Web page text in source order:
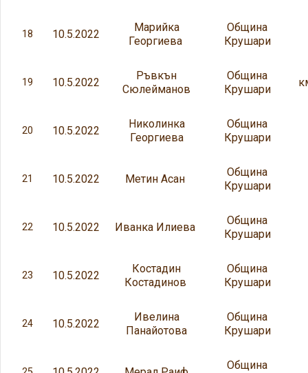
18 10.5.2022
Марийка
Георгиева
Община
Крушари
19 10.5.2022
Ръвкън
Сюлейманов
Община
Крушари
20 10.5.2022
Николинка
Георгиева
Община
Крушари
21 10.5.2022 Метин Асан
Община
Крушари
22 10.5.2022 Иванка Илиева
Община
Крушари
23 10.5.2022
Костадин
Костадинов
Община
Крушари
24 10.5.2022
Ивелина
Панайотова
Община
Крушари
Община